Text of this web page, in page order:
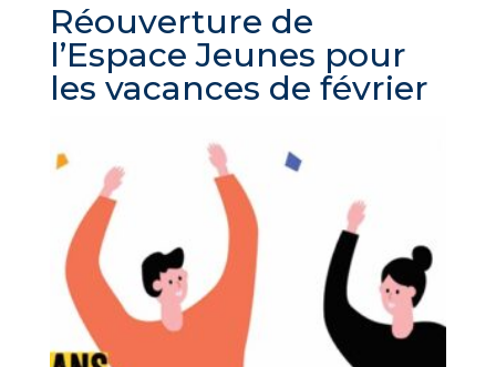
Réouverture de
l’Espace Jeunes pour
les vacances de février